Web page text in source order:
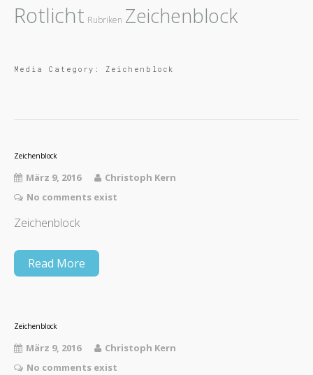
Rotlicht Rubriken Zeichenblock
Media Category: Zeichenblock
Zeichenblock
März 9, 2016
Christoph Kern
No comments exist
Zeichenblock
Read More
Zeichenblock
März 9, 2016
Christoph Kern
No comments exist